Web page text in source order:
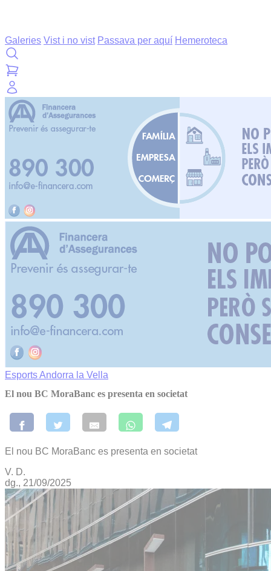
Galeries Vist i no vist Passava per aquí Hemeroteca
EsportsAndorra la Vella
El nou BC MoraBanc es presenta en societat
El nou BC MoraBanc es presenta en societat
V. D.
dg., 21/09/2025